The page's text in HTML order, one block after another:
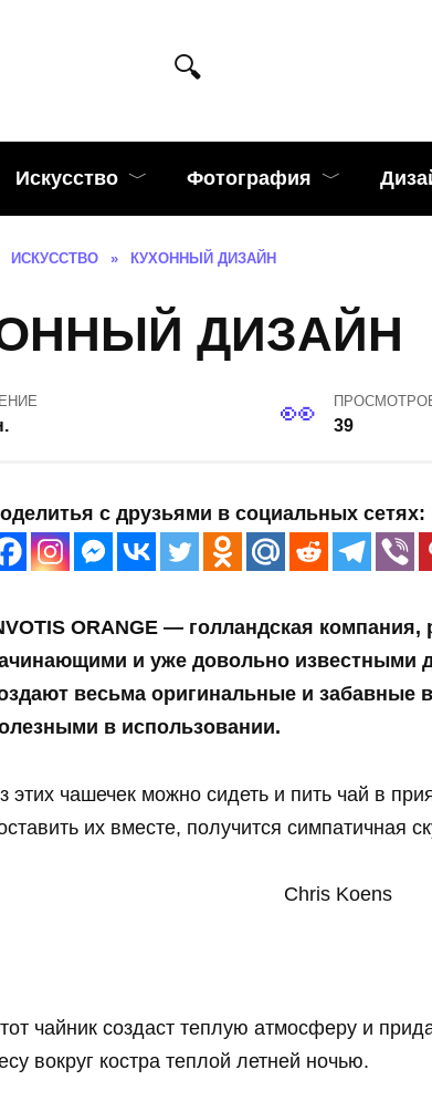
Искусство Фотография
ИСКУССТВО » КУХОННЫЙ ДИЗАЙН
ДИЗАЙН
39
с друзьями в социальных сетях:
ORANGE — голландская
и уже довольно известными
весьма оригинальные и забавные
в использовании.
этих чашечек можно сидеть и пить чай в
их вместе, получится симпатичная
Koens
чайник создаст теплую атмосферу и
вокруг костра теплой летней ночью.